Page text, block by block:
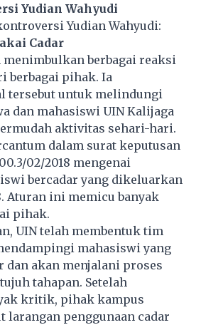
Yudian Wahyudi
Yudian Wahyudi:
Cadar
menimbulkan berbagai reaksi
berbagai pihak. Ia
tersebut untuk melindungi
dan mahasiswi UIN Kalijaga
aktivitas sehari-hari.
dalam surat keputusan
02/2018 mengenai
bercadar yang dikeluarkan
Aturan ini memicu banyak
pihak.
UIN telah membentuk tim
mahasiswi yang
dan akan menjalani proses
tahapan. Setelah
kritik, pihak kampus
larangan penggunaan cadar